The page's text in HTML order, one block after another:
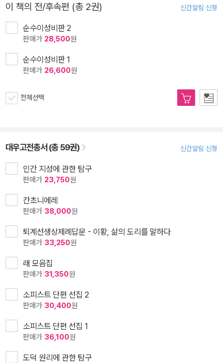
이 책의 전/후속편 (총 2권) 신간알림 신청
순수이성비판 2
판매가 28,500원
순수이성비판 1
판매가 26,600원
전체선택
대우고전총서 (총 59권) 신간알림 신청
인간 지성에 관한 탐구
판매가 23,750원
칸초니에레
판매가 38,000원
퇴계선생상제례답문 - 이황, 삶의 도리를 말하다
판매가 33,250원
래 모음집
판매가 31,350원
소피스트 단편 선집 2
판매가 30,400원
소피스트 단편 선집 1
판매가 36,100원
도덕 원리에 관한 탐구